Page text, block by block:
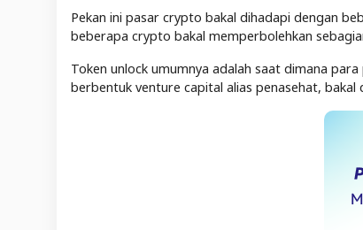
Pekan ini pasar crypto bakal dihadapi dengan
beberapa crypto bakal memperbolehkan
Token unlock umumnya adalah saat dimana
berbentuk venture capital alias penasehat,